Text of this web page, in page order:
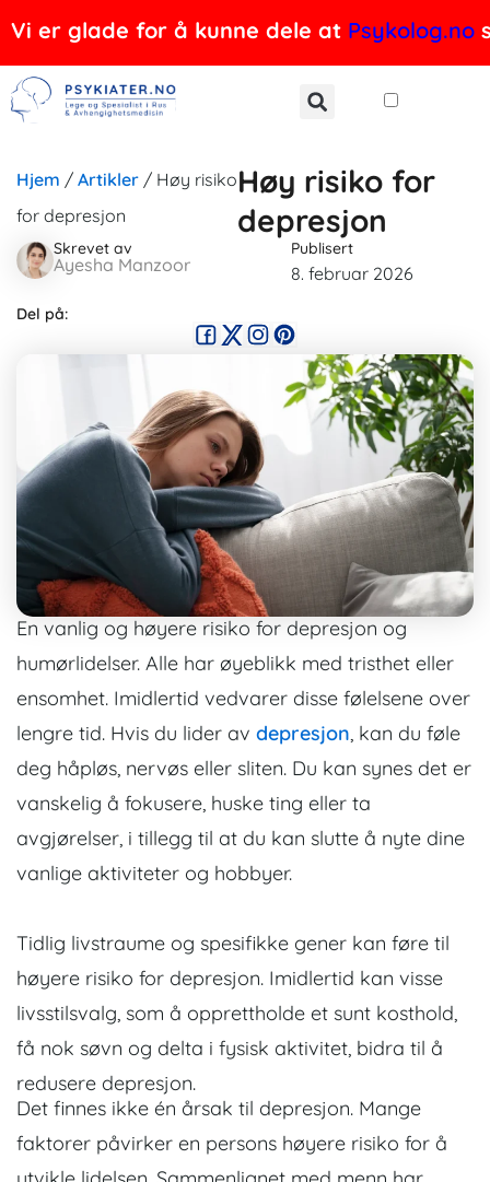
Hopp
til
innholdet
Vi er glade for å kunne dele at Psykolog.no
Hjem / Artikler / Høy risiko
for depresjon
Høy risiko for
depresjon
Skrevet av
Ayesha Manzoor
Publisert
8. februar 2026
Del på:
En vanlig og høyere risiko for depresjon og
humørlidelser. Alle har øyeblikk med tristhet eller
ensomhet. Imidlertid vedvarer disse følelsene over
lengre tid. Hvis du lider av depresjon, kan du føle
deg håpløs, nervøs eller sliten. Du kan synes det er
vanskelig å fokusere, huske ting eller ta
avgjørelser, i tillegg til at du kan slutte å nyte dine
vanlige aktiviteter og hobbyer.
Tidlig livstraume og spesifikke gener kan føre til
høyere risiko for depresjon. Imidlertid kan visse
livsstilsvalg, som å opprettholde et sunt kosthold,
få nok søvn og delta i fysisk aktivitet, bidra til å
redusere depresjon.
Det finnes ikke én årsak til depresjon. Mange
faktorer påvirker en persons høyere risiko for å